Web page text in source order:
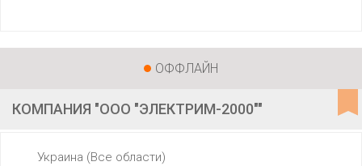
ОФФЛАЙН
КОМПАНИЯ "ООО "ЭЛЕКТРИМ-2000""
Украина (Все области)